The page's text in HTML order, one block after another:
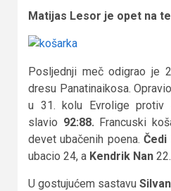
Matijas Lesor je opet na
Posljednji meč odigrao je
dresu Panatinaikosa.
u 31. kolu Evrolige protiv
slavio 92:88. Francuski
devet ubačenih poena.
ubacio 24, a Kendrik Nan 22.
U gostujućem sastavu